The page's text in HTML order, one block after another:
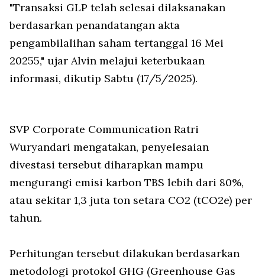
"Transaksi GLP telah selesai dilaksanakan
berdasarkan penandatangan akta
pengambilalihan saham tertanggal 16 Mei
20255," ujar Alvin melajui keterbukaan
informasi, dikutip Sabtu (17/5/2025).
SVP Corporate Communication Ratri
Wuryandari mengatakan, penyelesaian
divestasi tersebut diharapkan mampu
mengurangi emisi karbon TBS lebih dari 80%,
atau sekitar 1,3 juta ton setara CO2 (tCO2e) per
tahun.
Perhitungan tersebut dilakukan berdasarkan
metodologi protokol GHG (Greenhouse Gas